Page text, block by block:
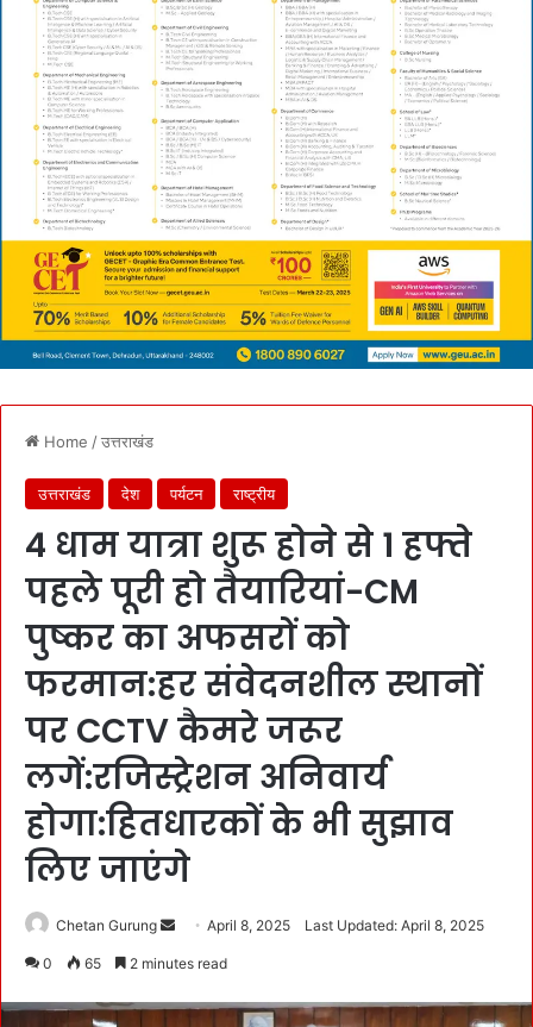
Home /उत्तराखंड
उत्तराखंड देश पर्यटन राष्ट्रीय
4 धाम यात्रा शुरू होने से 1 हफ्ते
पहले पूरी हो तैयारियां-CM
पुष्कर का अफसरों को
फरमान:हर संवेदनशील स्थानों
पर CCTV कैमरे जरूर
लगें:रजिस्ट्रेशन अनिवार्य
होगा:हितधारकों के भी सुझाव
लिए जाएंगे
Chetan Gurung
d
April 8, 2025 Last Updated: April 8, 2025
0 65 2 minutes read